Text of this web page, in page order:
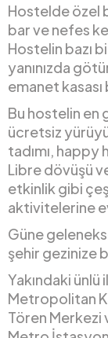
Hostelde özel
bar ve nefes
Hostelin bazı
yanınızda
emanet
Bu hostelin en
ücretsiz
tadımı, happy
Libre dövüşü
etkinlik gibi
aktivitelerine
Güne
şehir gezinize
Yakındaki ünlü
Metropolitan
Tören Merkezi